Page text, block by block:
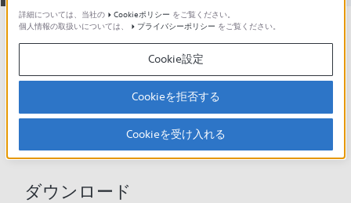
製品に関する重要なお知らせ
製品に関する重要なお知らせ
重要なお知らせ一覧（データプロジェクター）
ダウンロード
詳細については、当社の
Cookieポリシー をご覧ください。
個人情報の取扱いについては、
プライバシーポリシー をご覧ください。
Cookie設定
Cookieを拒否する
Cookieを受け入れる